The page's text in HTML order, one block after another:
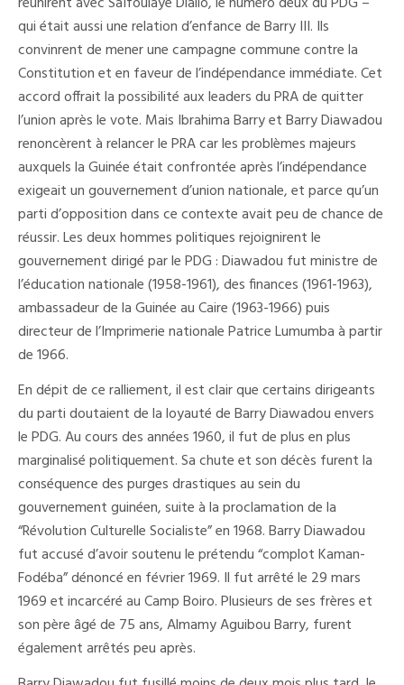
qui était aussi une relation d’enfance de Barry III. Ils
convinrent de mener une campagne commune contre la
Constitution et en faveur de l’indépendance immédiate. Cet
accord offrait la possibilité aux leaders du PRA de quitter
l’union après le vote. Mais Ibrahima Barry et Barry Diawadou
renoncèrent à relancer le PRA car les problèmes majeurs
auxquels la Guinée était confrontée après l’indépendance
exigeait un gouvernement d’union nationale, et parce qu’un
parti d’opposition dans ce contexte avait peu de chance de
réussir. Les deux hommes politiques rejoignirent le
gouvernement dirigé par le PDG : Diawadou fut ministre de
l’éducation nationale (1958-1961), des finances (1961-1963),
ambassadeur de la Guinée au Caire (1963-1966) puis
directeur de l’Imprimerie nationale Patrice Lumumba à partir
de 1966.
En dépit de ce ralliement, il est clair que certains dirigeants
du parti doutaient de la loyauté de Barry Diawadou envers
le PDG. Au cours des années 1960, il fut de plus en plus
marginalisé politiquement. Sa chute et son décès furent la
conséquence des purges drastiques au sein du
gouvernement guinéen, suite à la proclamation de la
“Révolution Culturelle Socialiste” en 1968. Barry Diawadou
fut accusé d’avoir soutenu le prétendu “complot Kaman-
Fodéba” dénoncé en février 1969. Il fut arrêté le 29 mars
1969 et incarcéré au Camp Boiro. Plusieurs de ses frères et
son père âgé de 75 ans, Almamy Aguibou Barry, furent
également arrêtés peu après.